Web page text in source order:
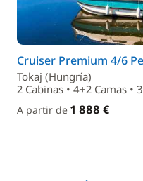
Cruiser Premium 4/6
Tokaj (Hungría)
2 Cabinas • 4+2 Camas •
A partir de 1 888 €